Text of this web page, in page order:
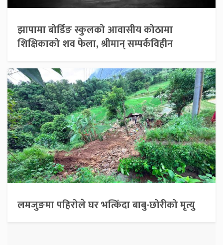
झापामा बोर्डिङ स्कुलको आवासीय कोठामा
शिक्षिकाको शव फेला, श्रीमान् सम्पर्कविहीन
लमजुङमा पहिरोले घर भत्किंदा बाबु-छोरीको मृत्यु